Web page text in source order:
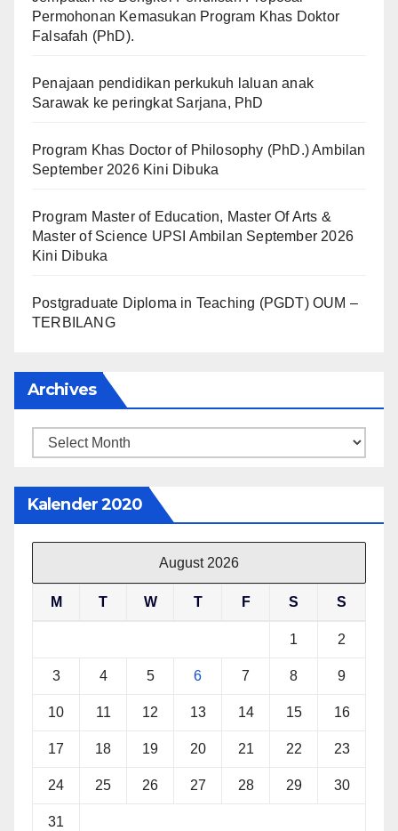
Permohonan Kemasukan Program Khas Doktor
Falsafah (PhD).
Penajaan pendidikan perkukuh laluan anak
Sarawak ke peringkat Sarjana, PhD
Program Khas Doctor of Philosophy (PhD.) Ambilan
September 2026 Kini Dibuka
Program Master of Education, Master Of Arts &
Master of Science UPSI Ambilan September 2026
Kini Dibuka
Postgraduate Diploma in Teaching (PGDT) OUM –
TERBILANG
Archives
Archives
Kalender 2020
August 2026
M T W T F S S
1 2
3 4 5 6 7 8 9
10 11 12 13 14 15 16
17 18 19 20 21 22 23
24 25 26 27 28 29 30
31